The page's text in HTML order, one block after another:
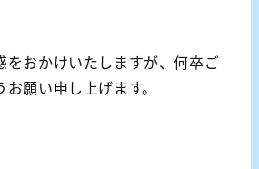
をおかけいたしますが、何卒ご
願い申し上げます。